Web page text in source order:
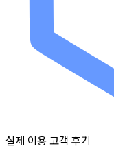
실제 이용 고객 후기